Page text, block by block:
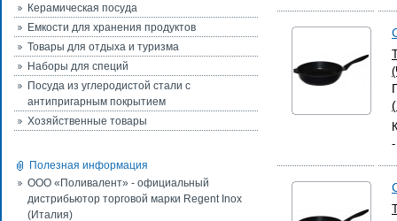
Керамическая посуда
Емкости для хранения продуктов
Товары для отдыха и туризма
Наборы для специй
Посуда из углеродистой стали с
антипригарным покрытием
Хозяйственные товары
Полезная информация
ООО «Поливалент» - официальный
дистрибьютор торговой марки Regent Inox
(Италия)